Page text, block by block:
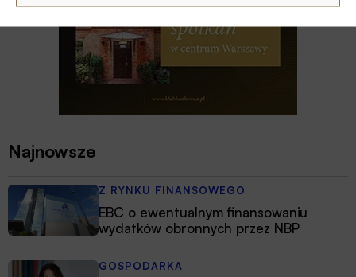
Najnowsze
Z RYNKU FINANSOWEGO
EBC o ewentualnym finansowaniu
wydatków obronnych przez NBP
GOSPODARKA